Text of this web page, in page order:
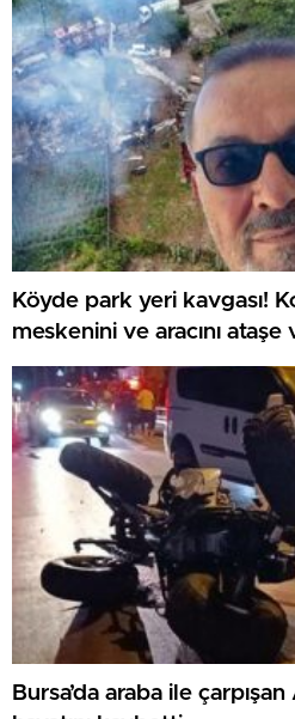
Köyde park yeri kavgası!
meskenini ve aracını ataşe
Bursa’da araba ile